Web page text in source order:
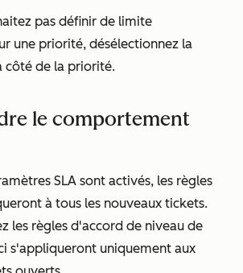
pas définir de limite
une priorité, désélectionnez la
côté de la priorité.
le comportement
SLA sont activés, les règles
à tous les nouveaux tickets.
les règles d'accord de niveau de
s'appliqueront uniquement aux